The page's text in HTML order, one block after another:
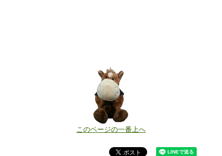
このページの一番上へ